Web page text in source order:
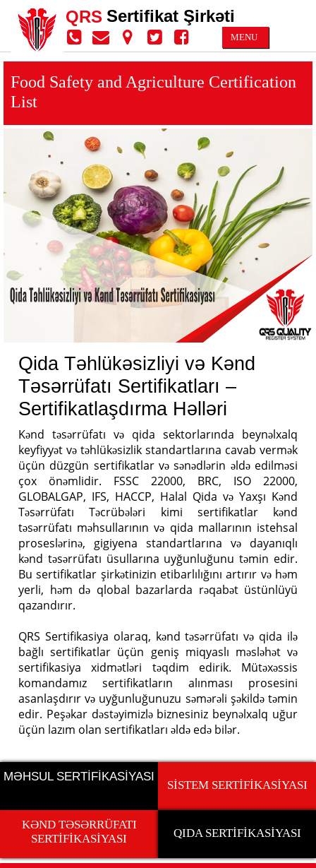
QRS Sertifikat Şirkəti
MENU
Food Safety and Agriculture Certification
List
Qida Təhlükəsizliyi və Kənd
Təsərrüfatı Sertifikatları –
Sertifikatlaşdırma Həlləri
Kənd təsərrüfatı və qida sektorlarında beynəlxalq
keyfiyyət və təhlükəsizlik standartlarına cavab vermək
üçün düzgün sertifikatlar və sənədlərin əldə edilməsi
çox önəmlidir. FSSC 22000, BRC, ISO 22000,
GLOBALGAP, IFS, HACCP, Halal Qida və Yaxşı Kənd
Təsərrüfatı Təcrübələri kimi sertifikatlar kənd
təsərrüfatı məhsullarının və qida mallarının istehsal
proseslərinə, gigiyena standartlarına və dayanıqlı
kənd təsərrüfatı üsullarına uyğunluğunu təmin edir.
Bu sertifikatlar şirkətinizin etibarlılığını artırır və həm
yerli, həm də qlobal bazarlarda rəqabət üstünlüyü
qazandırır.
QRS Sertifikasiya olaraq, kənd təsərrüfatı və qida ilə
bağlı sertifikatlar üçün geniş miqyaslı məsləhət və
sertifikasiya xidmətləri təqdim edirik. Mütəxəssis
komandamız sertifikatların alınması prosesini
asanlaşdırır və uyğunluğunuzu səmərəli şəkildə təmin
edir. Peşəkar dəstəyimizlə biznesiniz beynəlxalq uğur
üçün lazım olan sertifikatları əldə edə bilər.
MƏHSUL SERTİFİKASİYASI
SİSTEM SERTİFİKASİYASI
KƏND TƏSƏRRÜFATI
SERTİFİKASİYASI
QIDA SERTİFİKASİYASI